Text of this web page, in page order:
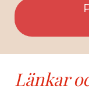
Länkar